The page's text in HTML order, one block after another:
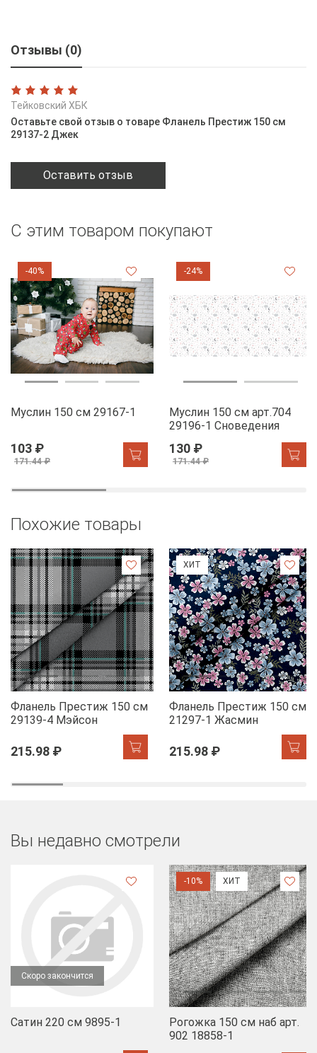
Отзывы (0)
Тейковский ХБК
Оставьте свой отзыв о товаре Фланель Престиж 150 см
29137-2 Джек
Оставить отзыв
С этим товаром покупают
-40%
Муслин 150 см 29167-1
103 ₽
171.44 ₽
-24%
Муслин 150 см арт.704
29196-1 Сноведения
130 ₽
171.44 ₽
Похожие товары
Фланель Престиж 150 см
29139-4 Мэйсон
215.98 ₽
ХИТ
Фланель Престиж 150 см
21297-1 Жасмин
215.98 ₽
Вы недавно смотрели
Скоро закончится
Сатин 220 см 9895-1
-10% ХИТ
Рогожка 150 см наб арт.
902 18858-1